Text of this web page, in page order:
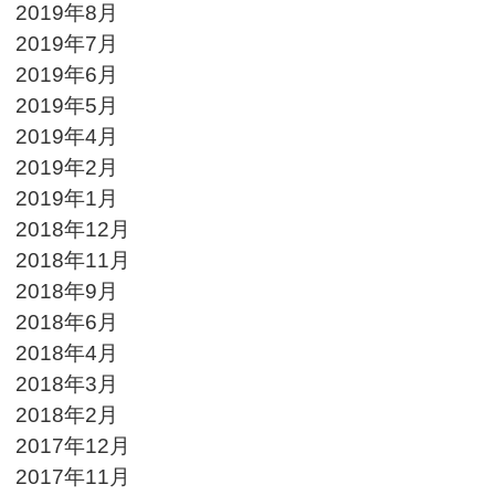
2019年8月
2019年7月
2019年6月
2019年5月
2019年4月
2019年2月
2019年1月
2018年12月
2018年11月
2018年9月
2018年6月
2018年4月
2018年3月
2018年2月
2017年12月
2017年11月